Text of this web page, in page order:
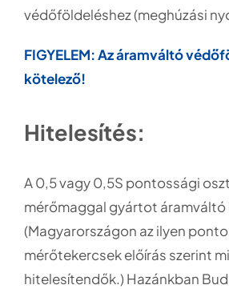
védőföldeléshez (meghúzási
FIGYELEM: Az áramváltó
kötelező!
Hitelesítés:
A 0,5 vagy 0,5S pontossági
mérőmaggal gyártot
(Magyarországon az ilyen
mérőtekercsek előírás szerint
hitelesítendők.) Hazánkban